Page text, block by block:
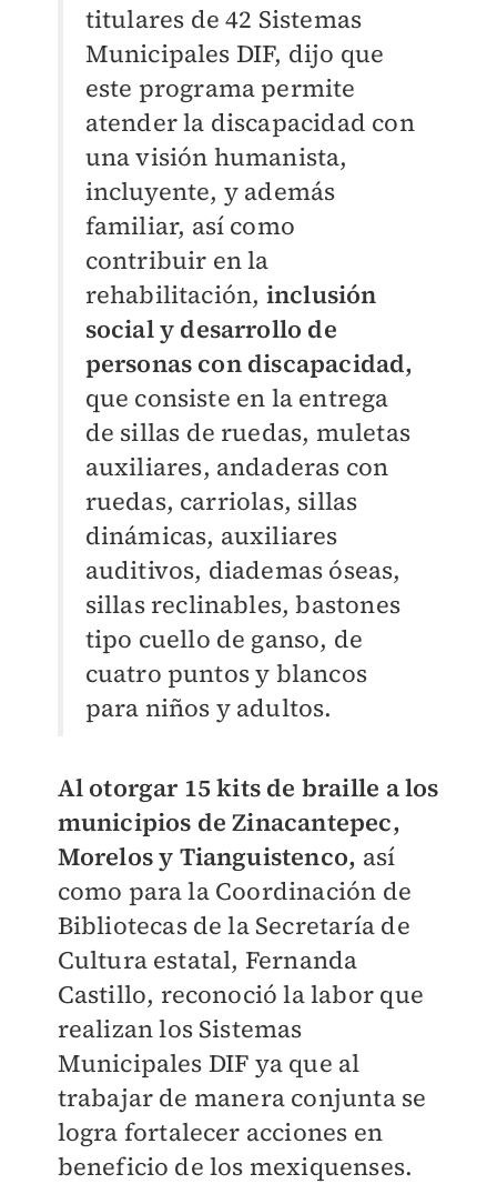
titulares de 42 Sistemas
Municipales DIF, dijo que
este programa permite
atender la discapacidad con
una visión humanista,
incluyente, y además
familiar, así como
contribuir en la
rehabilitación, inclusión
social y desarrollo de
personas con discapacidad,
que consiste en la entrega
de sillas de ruedas, muletas
auxiliares, andaderas con
ruedas, carriolas, sillas
dinámicas, auxiliares
auditivos, diademas óseas,
sillas reclinables, bastones
tipo cuello de ganso, de
cuatro puntos y blancos
para niños y adultos.
Al otorgar 15 kits de braille a los
municipios de Zinacantepec,
Morelos y Tianguistenco, así
como para la Coordinación de
Bibliotecas de la Secretaría de
Cultura estatal, Fernanda
Castillo, reconoció la labor que
realizan los Sistemas
Municipales DIF ya que al
trabajar de manera conjunta se
logra fortalecer acciones en
beneficio de los mexiquenses.